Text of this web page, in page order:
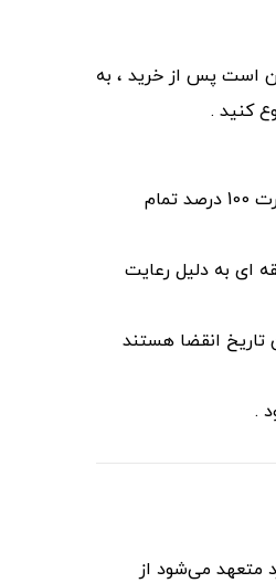
است پس از خرید ، به
در صورتی که علت مرجوعی از اشتباهات تیم ما باشد به این معنی که کالای دریافت شده با اطلاعات سایت و سفارش شما متفاوت باشد ؛ در این صورت 100 درصد تمام
ای به دلیل رعایت
انقضا هستند
متعهد می‏‌شود از